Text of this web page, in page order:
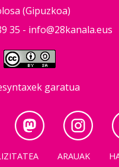
(Gipuzkoa)
35 - info@28kanala.eus
garatua
ARAUAK